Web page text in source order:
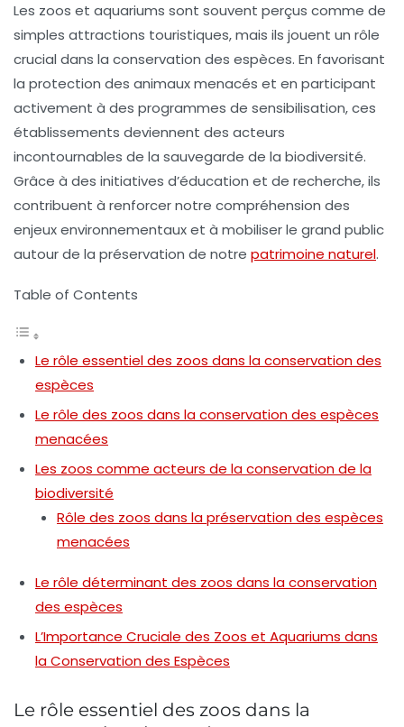
Les zoos et aquariums sont souvent perçus comme de
simples attractions touristiques, mais ils jouent un rôle
crucial dans la conservation des espèces. En favorisant
la protection des animaux menacés et en participant
activement à des programmes de sensibilisation, ces
établissements deviennent des acteurs
incontournables de la sauvegarde de la biodiversité.
Grâce à des initiatives d’éducation et de recherche, ils
contribuent à renforcer notre compréhension des
enjeux environnementaux et à mobiliser le grand public
autour de la préservation de notre patrimoine naturel.
Table of Contents
Le rôle essentiel des zoos dans la conservation des
espèces
Le rôle des zoos dans la conservation des espèces
menacées
Les zoos comme acteurs de la conservation de la
biodiversité
Rôle des zoos dans la préservation des espèces
menacées
Le rôle déterminant des zoos dans la conservation
des espèces
L’Importance Cruciale des Zoos et Aquariums dans
la Conservation des Espèces
Le rôle essentiel des zoos dans la